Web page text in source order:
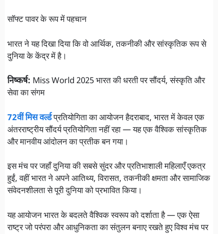
सॉफ्ट पावर के रूप में पहचान
भारत ने यह दिखा दिया कि वो आर्थिक, तकनीकी और सांस्कृतिक रूप से
दुनिया के केंद्र में है।
निष्कर्ष: Miss World 2025 भारत की धरती पर सौंदर्य, संस्कृति और
सेवा का संगम
72वीं मिस वर्ल्डप्रतियोगिता का आयोजन हैदराबाद, भारत में केवल एक
अंतरराष्ट्रीय सौंदर्य प्रतियोगिता नहीं रहा — यह एक वैश्विक सांस्कृतिक
और मानवीय आंदोलन का प्रतीक बन गया।
इस मंच पर जहाँ दुनिया की सबसे सुंदर और प्रतिभाशाली महिलाएँ एकत्र
हुईं, वहीं भारत ने अपने आतिथ्य, विरासत, तकनीकी क्षमता और सामाजिक
संवेदनशीलता से पूरी दुनिया को प्रभावित किया।
यह आयोजन भारत के बदलते वैश्विक स्वरूप को दर्शाता है — एक ऐसा
राष्ट्र जो परंपरा और आधुनिकता का संतुलन बनाए रखते हुए विश्व मंच पर